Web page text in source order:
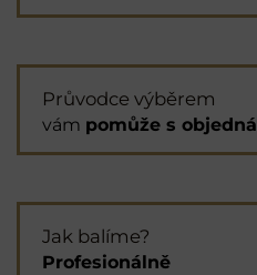
Průvodce výběrem
vám pomůže s
Jak balíme?
Profesionálně